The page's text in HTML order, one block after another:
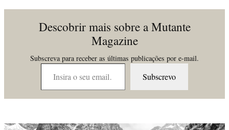
Descobrir mais sobre a Mutante
Magazine
Subscreva para receber as últimas publicações por e-mail.
Insira o seu email…
Subscrevo